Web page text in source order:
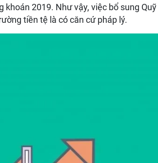
khoán 2019. Như vậy, việc bổ sung Quỹ
tiền tệ là có căn cứ pháp lý.